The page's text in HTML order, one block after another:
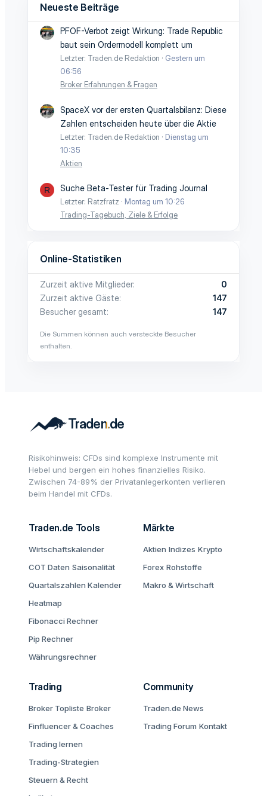
Neueste Beiträge
PFOF-Verbot zeigt Wirkung: Trade Republic
baut sein Ordermodell komplett um
Letzter: Traden.de Redaktion
Gestern um
06:56
Broker Erfahrungen & Fragen
SpaceX vor der ersten Quartalsbilanz: Diese
Zahlen entscheiden heute über die Aktie
Letzter: Traden.de Redaktion
Dienstag um
10:35
Aktien
R Suche Beta-Tester für Trading Journal
Letzter: Ratzfratz
Montag um 10:26
Trading-Tagebuch, Ziele & Erfolge
Online-Statistiken
Zurzeit aktive Mitglieder
0
Zurzeit aktive Gäste
147
Besucher gesamt
147
Die Summen können auch versteckte Besucher
enthalten.
Risikohinweis: CFDs sind komplexe Instrumente mit
Hebel und bergen ein hohes finanzielles Risiko.
Zwischen 74-89% der Privatanlegerkonten verlieren
beim Handel mit CFDs.
Traden.de Tools
Wirtschaftskalender
COT Daten Saisonalität
Quartalszahlen Kalender
Heatmap
Fibonacci Rechner
Pip Rechner
Währungsrechner
Märkte
Aktien Indizes Krypto
Forex Rohstoffe
Makro & Wirtschaft
Trading
Broker Topliste Broker
Finfluencer & Coaches
Trading lernen
Trading-Strategien
Steuern & Recht
Community
Traden.de News
Trading Forum Kontakt